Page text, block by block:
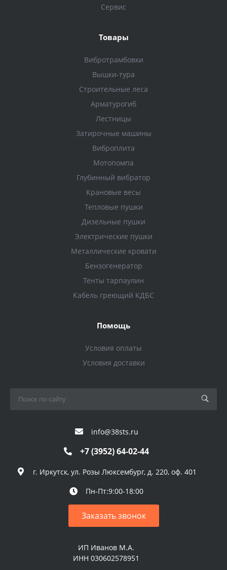
Сервис
Товары
Вибротрамбовки
Вышки-тура
Строительные леса
Арматурогиб
Лестницы
Затирочные машины
Виброплита
Мотопомпа
Глубинный вибратор
Крановые весы
Тепловые пушки
Дизельные пушки
Электрические пушки
Металлические кровати
Бензогенератор
Тенты тарпаулин
Кабель греющий КДБС
Помощь
Условия оплаты
Условия доставки
info@38sts.ru
+7 (3952) 64-02-44
г. Иркутск, ул. Розы Люксембург, д. 220, оф. 401
Пн-Пт:9:00-18:00
Заказать звонок
ИП Иванов М.А.
ИНН 030602578951